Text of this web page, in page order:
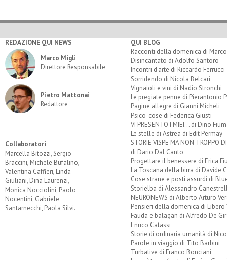
REDAZIONE QUI NEWS
Marco Migli
Direttore Responsabile
Pietro Mattonai
Redattore
Collaboratori
Marcella Bitozzi, Sergio
Braccini, Michele Bufalino,
Valentina Caffieri, Linda
Giuliani, Dina Laurenzi,
Monica Nocciolini, Paolo
Nocentini, Gabriele
Santarnecchi, Paola Silvi.
QUI BLOG
Racconti della domenica di
Disincantato di Adolfo Santoro
Incontri d'arte di Riccardo Ferrucci
Sorridendo di Nicola Belcari
Vignaioli e vini di Nadio Stronchi
Le pregiate penne di Pierantonio
Pagine allegre di Gianni Micheli
Psico-cose di Federica Giusti
VI PRESENTO I MIEI... di Dino
Le stelle di Astrea di Edit Permay
STORIE VISPE MA NON TROPPO
di Dario Dal Canto
Progettare il benessere di Erica
La Toscana della birra di Davide
Cose strane e posti assurdi di
Storielba di Alessandro
NEURONEWS di Alberto Arturo
Pensieri della domenica di Libero
Fauda e balagan di Alfredo De
Enrico Catassi
Storie di ordinaria umanità di
Parole in viaggio di Tito Barbini
Turbative di Franco Bonciani